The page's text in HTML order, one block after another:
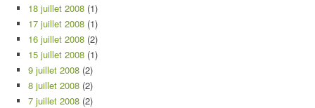
18 juillet 2008 (1)
17 juillet 2008 (1)
16 juillet 2008 (2)
15 juillet 2008 (1)
9 juillet 2008 (2)
8 juillet 2008 (2)
7 juillet 2008 (2)